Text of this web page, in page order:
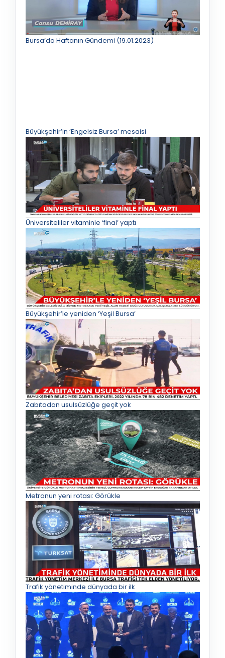
Bursa’da Haftanın Gündemi (19.01.2023)
Büyükşehir’in ‘Engelsiz Bursa’ mesaisi
Üniversiteliler vitaminle ‘final’ yaptı
Büyükşehir’le yeniden ‘Yeşil Bursa’
Zabıtadan usulsüzlüğe geçit yok
Metronun yeni rotası: Görükle
Trafik yönetiminde dünyada bir ilk